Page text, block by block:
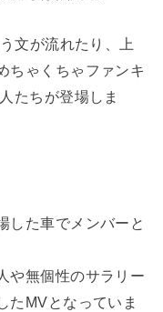
文が流れたり、上
ちゃくちゃファンキ
たちが登場しま
した車でメンバーと
や無個性のサラリー
たMVとなっていま